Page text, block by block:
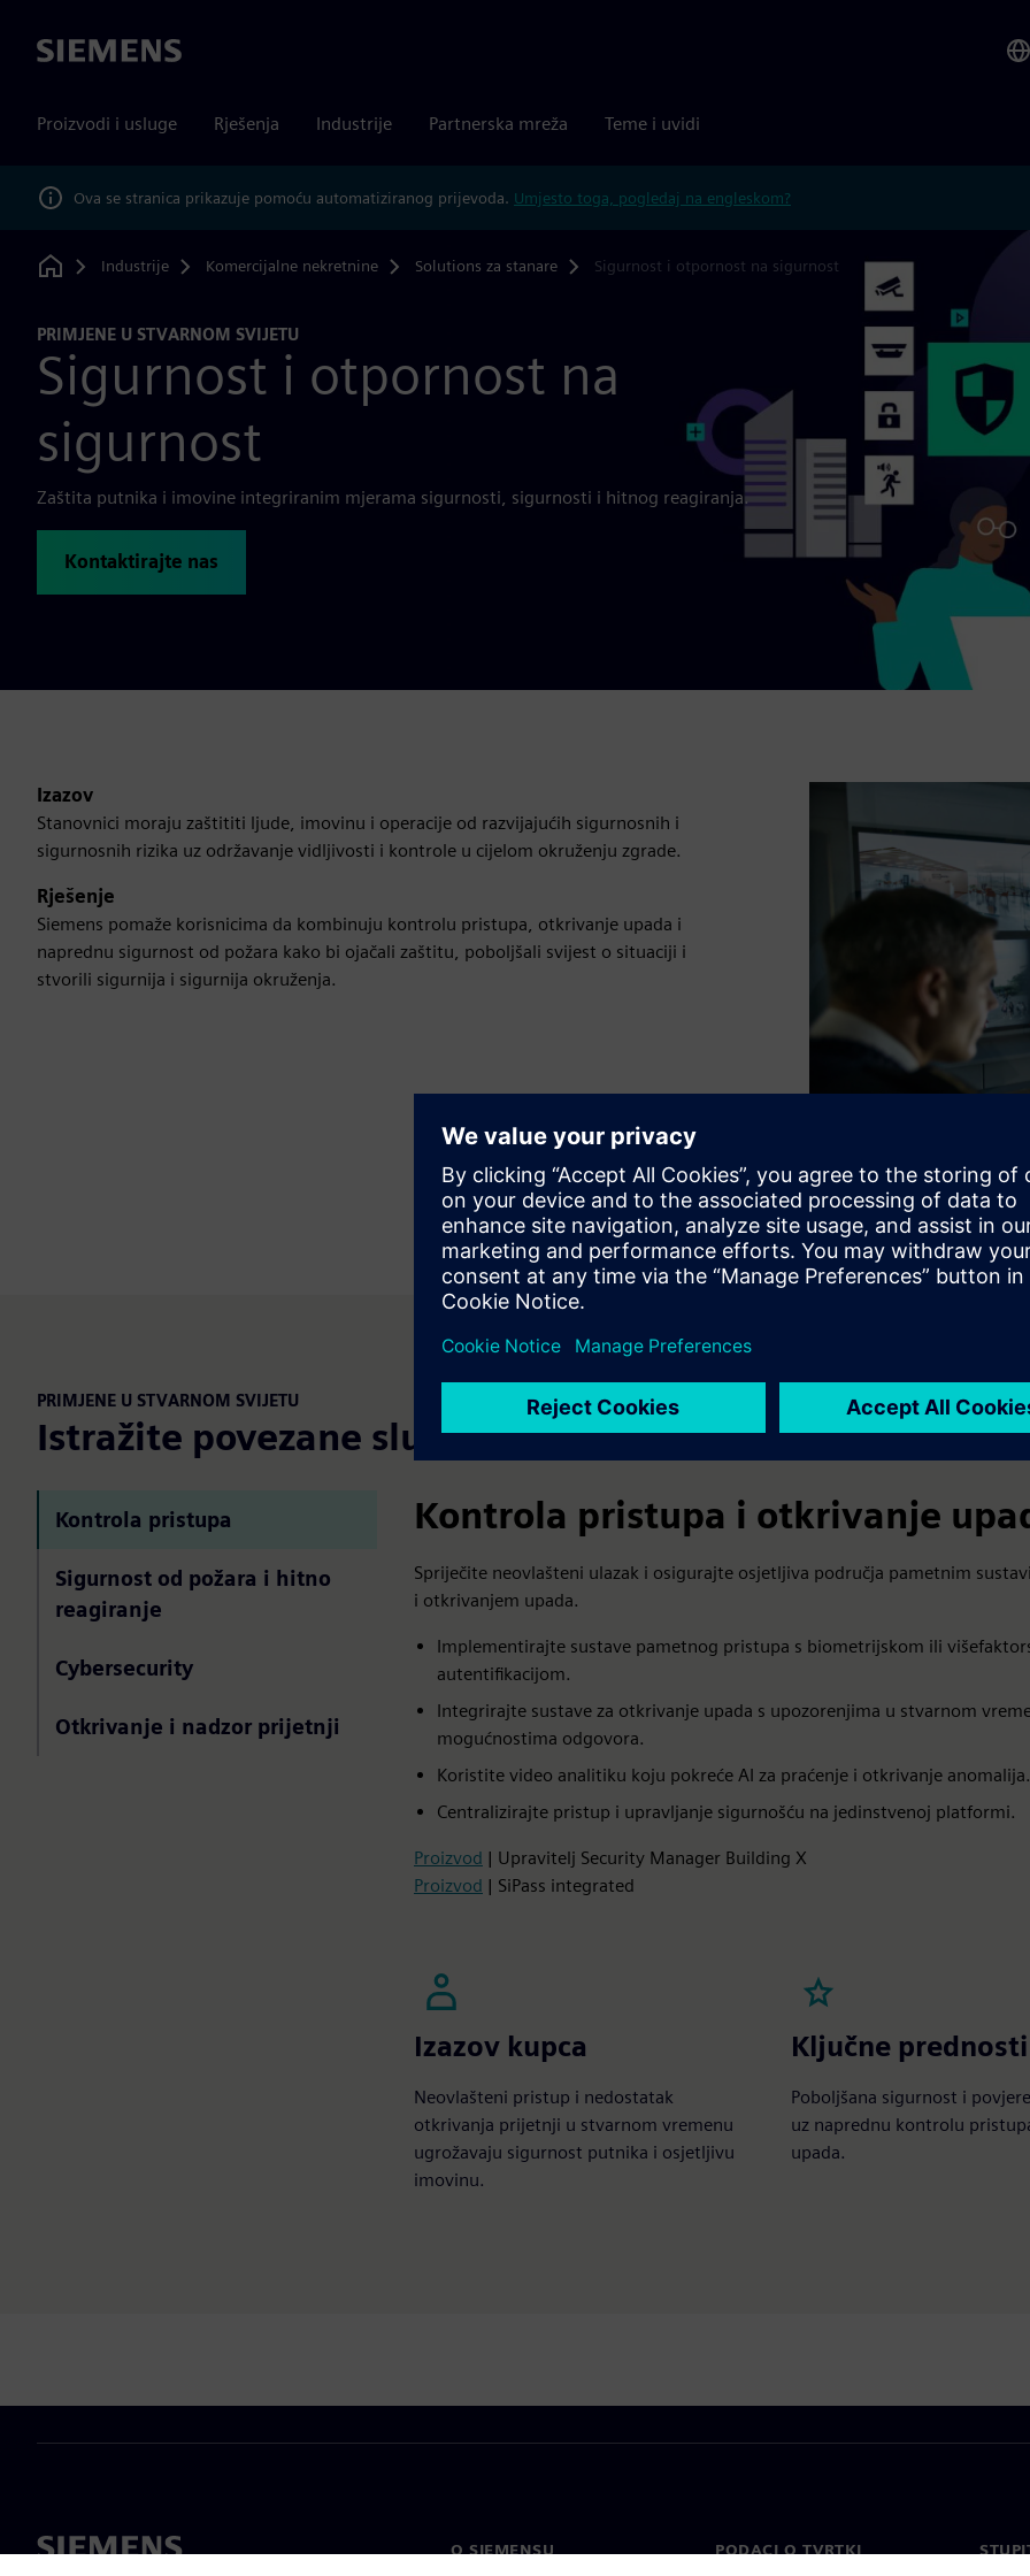
Siemens
Proizvodi i usluge Rješenja Industrije Partnerska mreža Teme i uvidi
Ova se stranica prikazuje pomoću automatiziranog prijevoda. Umjesto toga, pogledaj na engleskom?
Home
Industrije Komercijalne nekretnine Solutions za stanare Sigurnost i otpornost na sigurnost
PRIMJENE U STVARNOM SVIJETU
Sigurnost i otpornost na
sigurnost
Zaštita putnika i imovine integriranim mjerama sigurnosti, sigurnosti i hitnog reagiranja.
Kontaktirajte nas
Izazov
Stanovnici moraju zaštititi ljude, imovinu i operacije od razvijajućih sigurnosnih i
sigurnosnih rizika uz održavanje vidljivosti i kontrole u cijelom okruženju zgrade.
Rješenje
Siemens pomaže korisnicima da kombinuju kontrolu pristupa, otkrivanje upada i
naprednu sigurnost od požara kako bi ojačali zaštitu, poboljšali svijest o situaciji i
stvorili sigurnija i sigurnija okruženja.
PRIMJENE U STVARNOM SVIJETU
Istražite povezane slučajeve upotrebe
Kontrola pristupa
Sigurnost od požara i hitno
reagiranje
Cybersecurity
Otkrivanje i nadzor prijetnji
Kontrola pristupa i otkrivanje
Spriječite neovlašteni ulazak i osigurajte osjetljiva područja pametnim
i otkrivanjem upada.
Implementirajte sustave pametnog pristupa s biometrijskom ili
autentifikacijom.
Integrirajte sustave za otkrivanje upada s upozorenjima u stvarnom
mogućnostima odgovora.
Koristite video analitiku koju pokreće AI za praćenje i otkrivanje anomalija.
Centralizirajte pristup i upravljanje sigurnošću na jedinstvenoj platformi.
Proizvod | Upravitelj Security Manager Building X
Proizvod | SiPass integrated
Izazov kupca
Neovlašteni pristup i nedostatak
otkrivanja prijetnji u stvarnom vremenu
ugrožavaju sigurnost putnika i osjetljivu
imovinu.
Ključne prednosti
Poboljšana sigurnost i
uz naprednu kontrolu
upada.
O SIEMENSU PODACI O TVRTKI